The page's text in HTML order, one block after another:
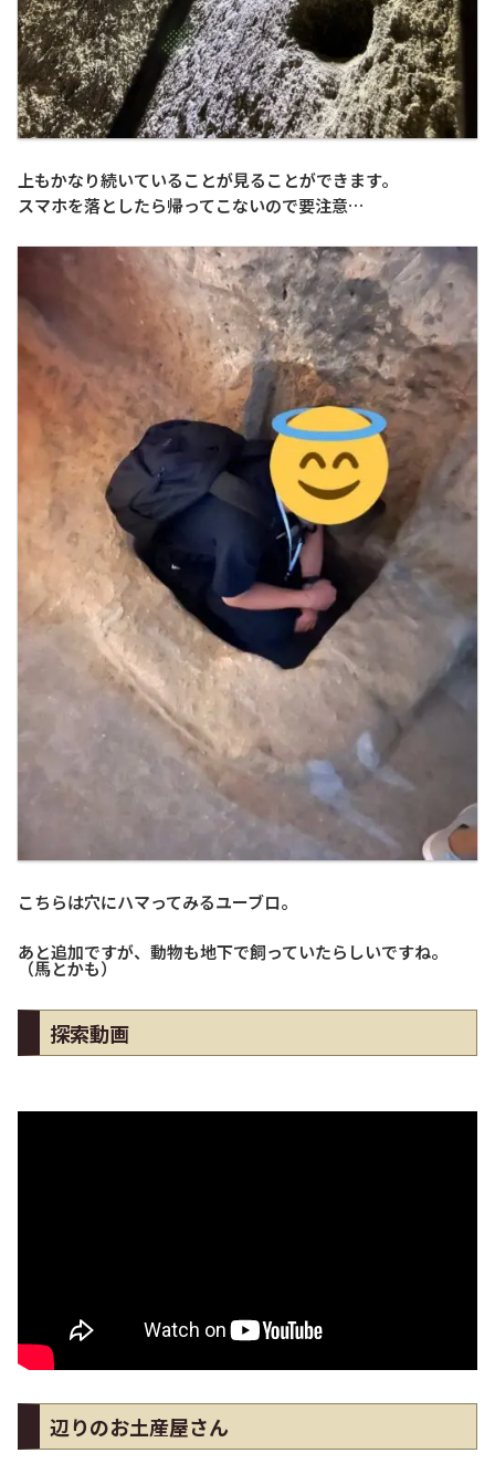
上もかなり続いていることが見ることができます。
スマホを落としたら帰ってこないので要注意…
こちらは穴にハマってみるユーブロ。
あと追加ですが、動物も地下で飼っていたらしいですね。
（馬とかも）
探索動画
辺りのお土産屋さん